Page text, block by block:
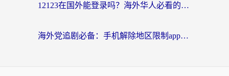
12123在国外能登录吗？海外华人必看的回国加速实用指南
海外党追剧必备：手机解除地区限制app怎么选？解决央视视频&国内剧地区限制全指南